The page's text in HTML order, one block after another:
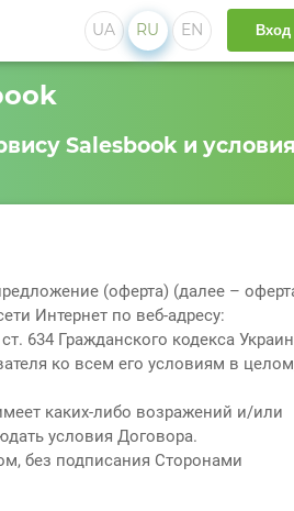
UA RU EN Вход
Salesbook и условия
(оферта) (далее –
Интернет по веб-адресу:
634 Гражданского кодекса
ко всем его условиям в
каких-либо возражений и/или
условия Договора.
без подписания Сторонами